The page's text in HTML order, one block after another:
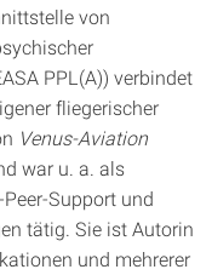
von
PPL(A)) verbindet
fliegerischer
Venus-Aviation
war u. a. als
Support und
tätig. Sie ist Autorin
und mehrerer